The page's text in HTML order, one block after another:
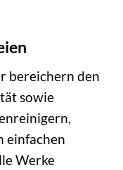
bereichern den
sowie
einfachen
Werke